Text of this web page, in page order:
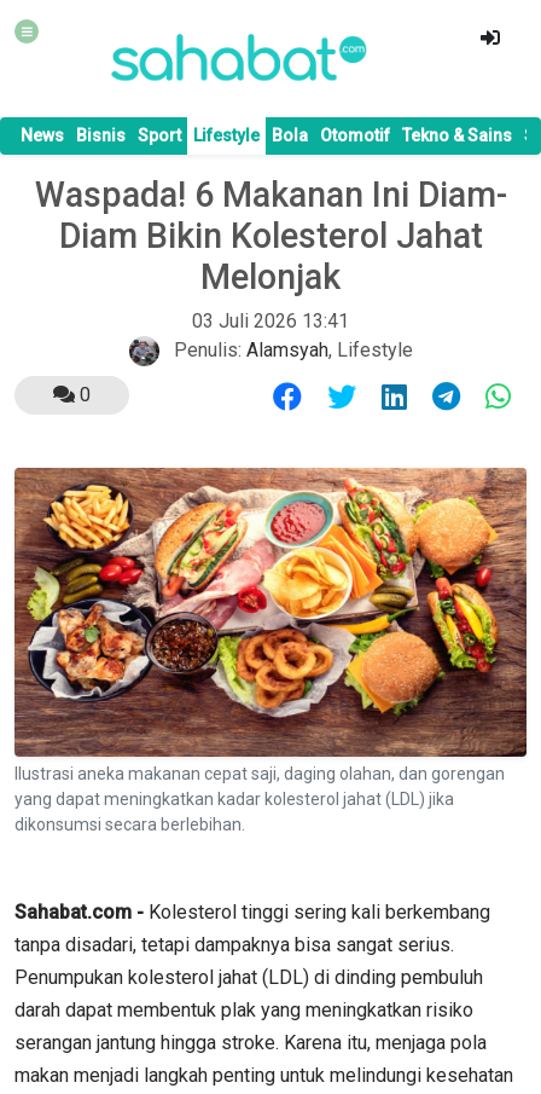
News Bisnis Sport Lifestyle Bola Otomotif Tekno & Sains
Waspada! 6 Makanan Ini Diam-
Diam Bikin Kolesterol Jahat
Melonjak
03 Juli 2026 13:41
Penulis: Alamsyah, Lifestyle
0
Ilustrasi aneka makanan cepat saji, daging olahan, dan gorengan
yang dapat meningkatkan kadar kolesterol jahat (LDL) jika
dikonsumsi secara berlebihan.
Sahabat.com - Kolesterol tinggi sering kali berkembang
tanpa disadari, tetapi dampaknya bisa sangat serius.
Penumpukan kolesterol jahat (LDL) di dinding pembuluh
darah dapat membentuk plak yang meningkatkan risiko
serangan jantung hingga stroke. Karena itu, menjaga pola
makan menjadi langkah penting untuk melindungi kesehatan